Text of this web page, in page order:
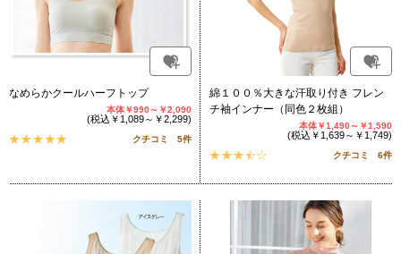
なめらかクールハーフトップ
本体￥990～￥2,090
(税込￥1,089～￥2,299)
クチコミ 5件
綿１００％大きな汗取り付き フレン
チ袖インナー（同色２枚組）
本体￥1,490～￥1,590
(税込￥1,639～￥1,749)
クチコミ 6件